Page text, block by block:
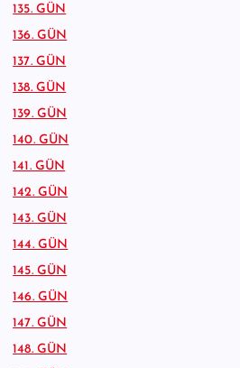
135. GÜN
136. GÜN
137. GÜN
138. GÜN
139. GÜN
140. GÜN
141. GÜN
142. GÜN
143. GÜN
144. GÜN
145. GÜN
146. GÜN
147. GÜN
148. GÜN